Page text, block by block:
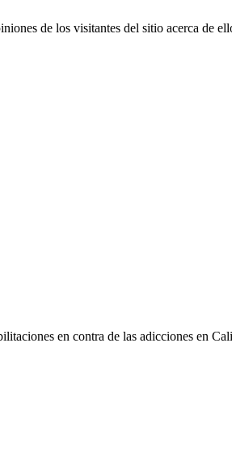
de los visitantes del sitio acerca de
en contra de las adicciones en